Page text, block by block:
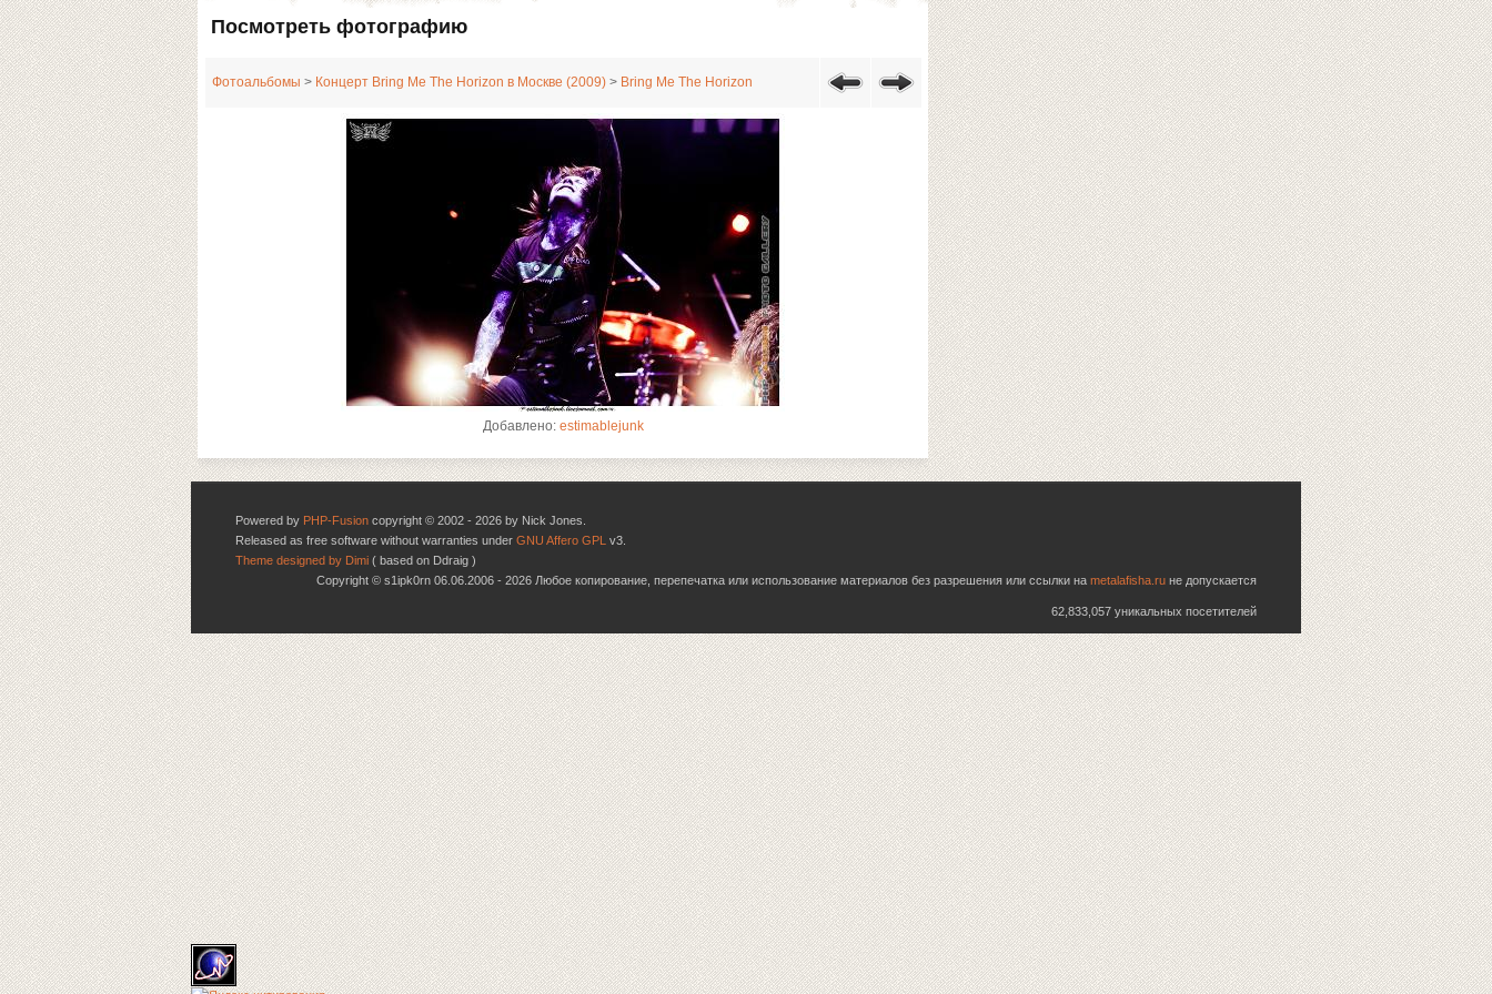
Посмотреть фотографию
Фотоальбомы > Концерт Bring Me The Horizon в Москве (2009) > Bring Me The Horizon
Добавлено: estimablejunk
Powered by PHP-Fusion copyright © 2002 - 2026 by Nick Jones.
Released as free software without warranties under GNU Affero GPL v3.
Theme designed by Dimi ( based on Ddraig )
Copyright © s1ipk0rn 06.06.2006 - 2026 Любое копирование, перепечатка или использование материалов без разрешения или ссылки на metalafisha.ru не допускается
62,833,057 уникальных посетителей